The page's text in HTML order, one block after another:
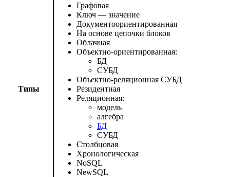
Типы
Графовая
Ключ — значение
Документоориентированная
На основе цепочки блоков
Облачная
Объектно-ориентированная:
БД
СУБД
Объектно-реляционная СУБД
Резидентная
Реляционная:
модель
алгебра
БД
СУБД
Столбцовая
Хронологическая
NoSQL
NewSQL